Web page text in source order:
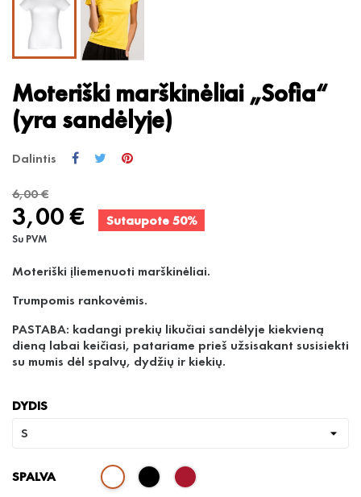
Moteriški marškinėliai „Sofia“
(yra sandėlyje)
Dalintis
6,00 €
3,00 € Sutaupote 50%
Su PVM
Moteriški įliemenuoti marškinėliai.
Trumpomis rankovėmis.
PASTABA: kadangi prekių likučiai sandėlyje kiekvieną
dieną labai keičiasi, patariame prieš užsisakant susisiekti
su mumis dėl spalvų, dydžių ir kiekių.
DYDIS
SPALVA